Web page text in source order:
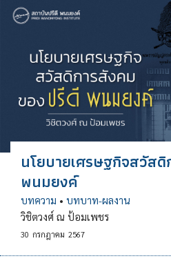
นโยบายเศรษฐกิจสวัส
พนมยงค์
บทความ • บทบาท-ผลงาน
วิชิตวงศ์ ณ ป้อมเพชร
30 กรกฎาคม 2567